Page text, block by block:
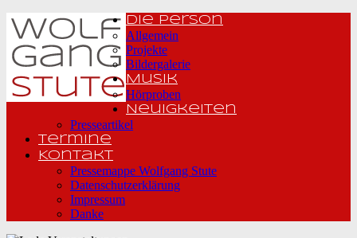
Die Person
Allgemein
Projekte
Bildergalerie
Musik
Hörproben
Neuigkeiten
Presseartikel
Termine
Kontakt
Pressemappe Wolfgang Stute
Datenschutzerklärung
Impressum
Danke